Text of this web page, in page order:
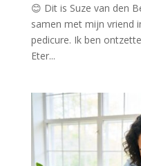
😊 Dit is Suze van den
samen met mijn vriend
pedicure. Ik ben
Eter...